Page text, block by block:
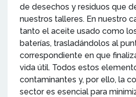
de desechos y residuos que
nuestros talleres. En nuestro
tanto el aceite usado como
baterías, trasladándolos al
correspondiente en que
vida útil. Todos estos
contaminantes y, por ello, la
sector es esencial para